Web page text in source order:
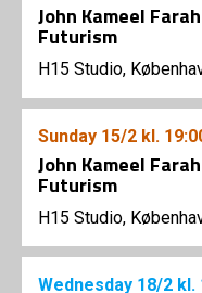
John Kameel
Futurism
H15 Studio,
Sunday 15/2 kl.
John Kameel
Futurism
H15 Studio,
Wednesday 18/2 kl.